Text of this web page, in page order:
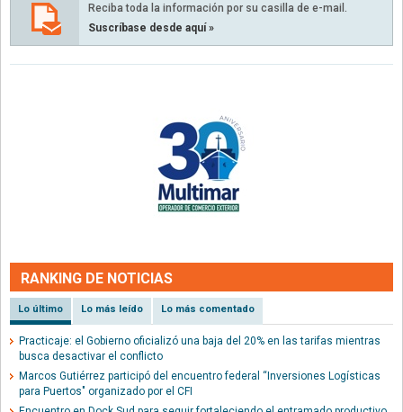
Reciba toda la información por su casilla de e-mail.
Suscríbase desde aquí »
RANKING DE NOTICIAS
Lo último Lo más leído Lo más comentado
Practicaje: el Gobierno oficializó una baja del 20% en las tarifas mientras
busca desactivar el conflicto
Marcos Gutiérrez participó del encuentro federal “Inversiones Logísticas
para Puertos" organizado por el CFI